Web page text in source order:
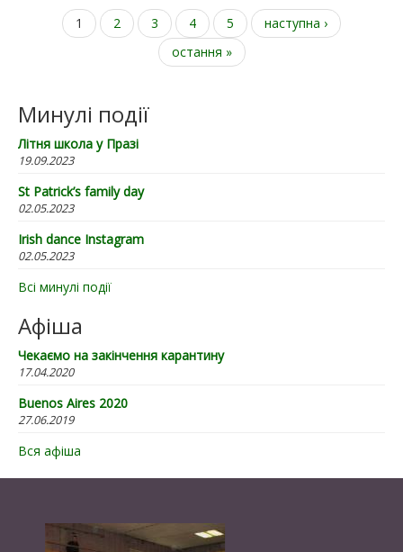
Сторінки
1 2 3 4 5
наступна ›
остання »
Минулі події
Літня школа у Празі
19.09.2023
St Patrick’s family day
02.05.2023
Irish dance Instagram
02.05.2023
Всі минулі події
Афіша
Чекаємо на закінчення карантину
17.04.2020
Buenos Aires 2020
27.06.2019
Вся афіша